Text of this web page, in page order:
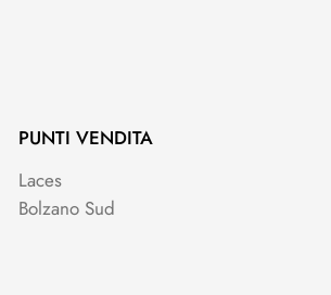
PUNTI VENDITA
Laces
Bolzano Sud